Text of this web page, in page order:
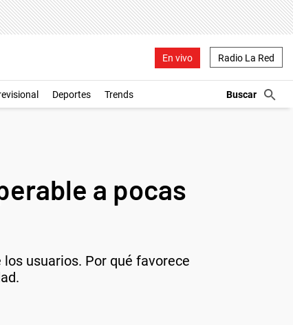
En vivo Radio La Red
Deportes Trends
a pocas
usuarios. Por qué favorece